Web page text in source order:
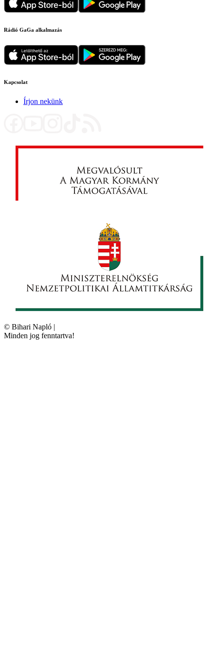
Rádió GaGa alkalmazás
Kapcsolat
Írjon nekünk
© Bihari Napló |
Minden jog fenntartva!